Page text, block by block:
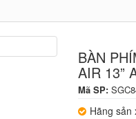
BÀN
AIR 13”
Mã SP:
Hãng sản